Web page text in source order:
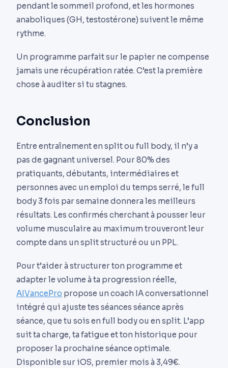
pendant le sommeil profond, et les hormones
anaboliques (GH, testostérone) suivent le même
rythme.
Un programme parfait sur le papier ne compense
jamais une récupération ratée. C’est la première
chose à auditer si tu stagnes.
Conclusion
Entre entraînement en split ou full body, il n’y a
pas de gagnant universel. Pour 80% des
pratiquants, débutants, intermédiaires et
personnes avec un emploi du temps serré, le full
body 3 fois par semaine donnera les meilleurs
résultats. Les confirmés cherchant à pousser leur
volume musculaire au maximum trouveront leur
compte dans un split structuré ou un PPL.
Pour t’aider à structurer ton programme et
adapter le volume à ta progression réelle,
AIVancePro propose un coach IA conversationnel
intégré qui ajuste tes séances séance après
séance, que tu sois en full body ou en split. L’app
suit ta charge, ta fatigue et ton historique pour
proposer la prochaine séance optimale.
Disponible sur iOS, premier mois à 3,49€.